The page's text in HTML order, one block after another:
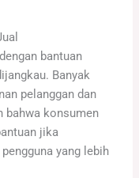
bantuan
Banyak
pelanggan dan
bahwa konsumen
jika
yang lebih